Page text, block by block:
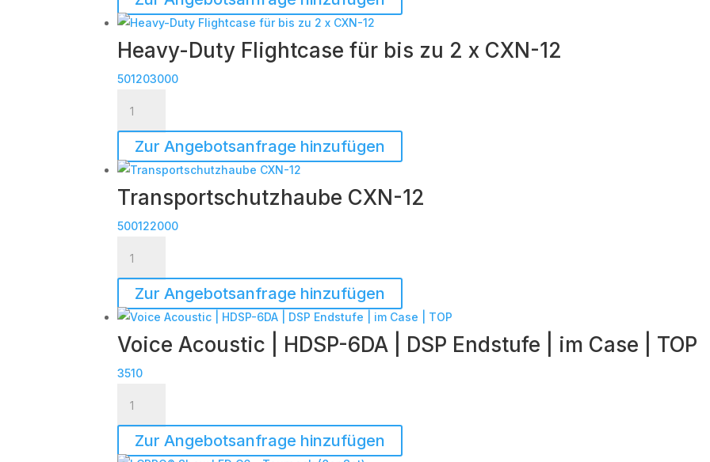
12
Heavy-Duty Flightcase für bis zu 2 x CXN-12
501203000
Duty
Flightcase
für
2
CXN-
12
Menge
Zur Angebotsanfrage hinzufügen
Transportschutzhaube CXN-12
500122000
CXN-
Menge
Zur Angebotsanfrage hinzufügen
Voice Acoustic | HDSP-6DA | DSP Endstufe | im Case | TOP
3510
Acoustic
HDSP-
Zur Angebotsanfrage hinzufügen